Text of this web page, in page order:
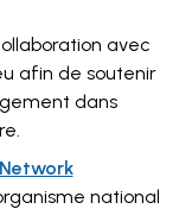
avec
afin de soutenir
dans
national